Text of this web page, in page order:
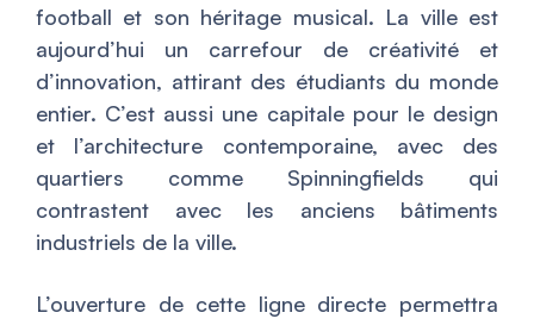
football et son héritage musical. La ville est
aujourd’hui un carrefour de créativité et
d’innovation, attirant des étudiants du monde
entier. C’est aussi une capitale pour le design
et l’architecture contemporaine, avec des
quartiers comme Spinningfields qui
contrastent avec les anciens bâtiments
industriels de la ville.
L’ouverture de cette ligne directe permettra